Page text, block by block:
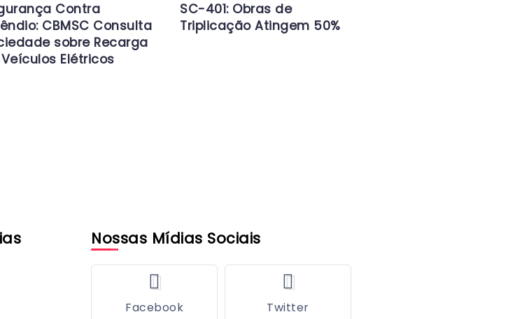
Contra
CBMSC Consulta
sobre Recarga
Elétricos
SC-401: Obras de
Triplicação Atingem 50%
Nossas Mídias Sociais
Facebook Twitter